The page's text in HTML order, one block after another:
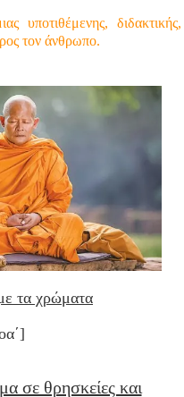
υποτιθέμενης, διδακτικής,
τον άνθρωπο.
τα χρώματα
]
σε θρησκείες και